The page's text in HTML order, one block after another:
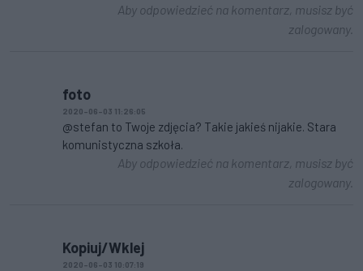
Aby odpowiedzieć na komentarz, musisz być
zalogowany.
foto
2020-06-03 11:26:05
@stefan to Twoje zdjęcia? Takie jakieś nijakie. Stara
komunistyczna szkoła.
Aby odpowiedzieć na komentarz, musisz być
zalogowany.
Kopiuj/Wklej
2020-06-03 10:07:19